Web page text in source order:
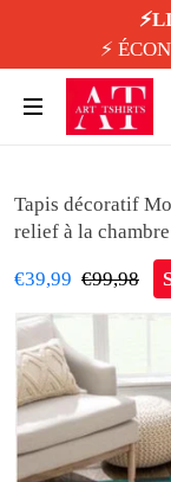
⚡️
Tapis décoratif
relief à la chambre
€39,99 €99,98